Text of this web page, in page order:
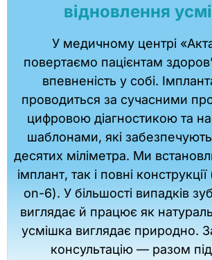
відновлення
У медичному центрі
повертаємо пацієнтам
впевненість у собі.
проводиться за сучасними
цифровою діагностикою та
шаблонами, які забезпечують
десятих міліметра. Ми
імплант, так і повні
on-6). У більшості випадків
виглядає й працює як
усмішка виглядає природно.
консультацію — разом